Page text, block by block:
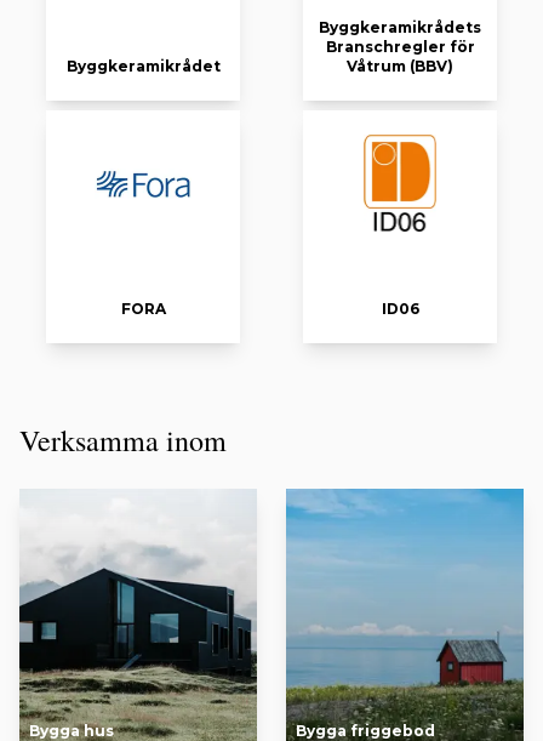
Byggkeramikrådet
Byggkeramikrådets
Branschregler för
Våtrum (BBV)
FORA ID06
Verksamma inom
Bygga hus Bygga friggebod